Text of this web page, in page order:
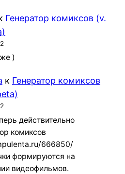
Генератор комиксов (v.
)
к Генератор комиксов
действительно
комиксов
666850/
формируются на
видеофильмов.